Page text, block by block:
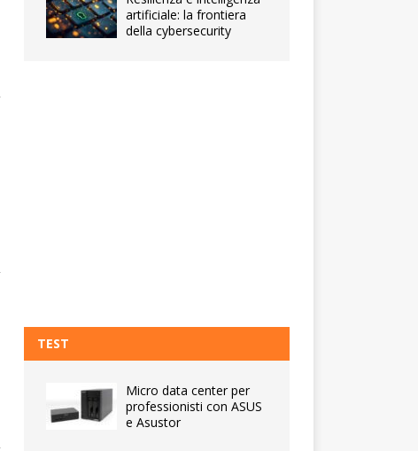
artificiale: la frontiera
della cybersecurity
TEST
Micro data center per
professionisti con ASUS
e Asustor